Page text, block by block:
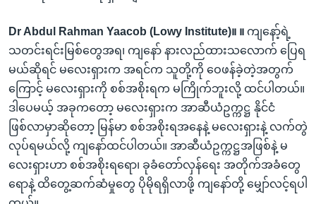
Dr Abdul Rahman Yaacob (Lowy Institute)။ ။ ကျနော့်ရဲ့
သတင်းရင်းမြစ်တွေအရ၊ ကျနော် နားလည်ထားသလောက် ပြေရ
မယ်ဆိုရင် မလေးရှားက အရင်က သူတို့ကို ဝေဖန်ခဲ့တဲ့အတွက်
ကြောင့် မလေးရှားကို စစ်အစိုးရက မကြိုက်ဘူးလို့ ထင်ပါတယ်။
ဒါပေမယ့် အခုကတော့ မလေးရှားက အာဆီယံဥက္ကဋ္ဌ နိုင်ငံ
ဖြစ်လာမှာဆိုတော့ မြန်မာ စစ်အစိုးရအနေနဲ့ မလေးရှားနဲ့ လက်တွဲ
လုပ်ရမယ်လို့ ကျနော်ထင်ပါတယ်။ အာဆီယံဥက္ကဋ္ဌအဖြစ်နဲ့ မ
လေးရှားဟာ စစ်အစိုးရရော၊ ခုခံတော်လှန်ရေး အတိုက်အခံတွေ
ရောနဲ့ ထိတွေ့ဆက်ဆံမှုတွေ ပိုမိုရရှိလာဖို့ ကျနော်တို့ မျှော်လင့်ရပါ